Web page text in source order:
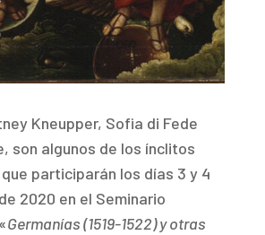
Kneupper, Sofia di Fede
son algunos de los ínclitos
participarán los días 3 y 4
2020 en el Seminario
Germanías (1519-1522) y otras